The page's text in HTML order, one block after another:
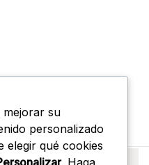
mejorar su
personalizado
elegir qué cookies
. Haga